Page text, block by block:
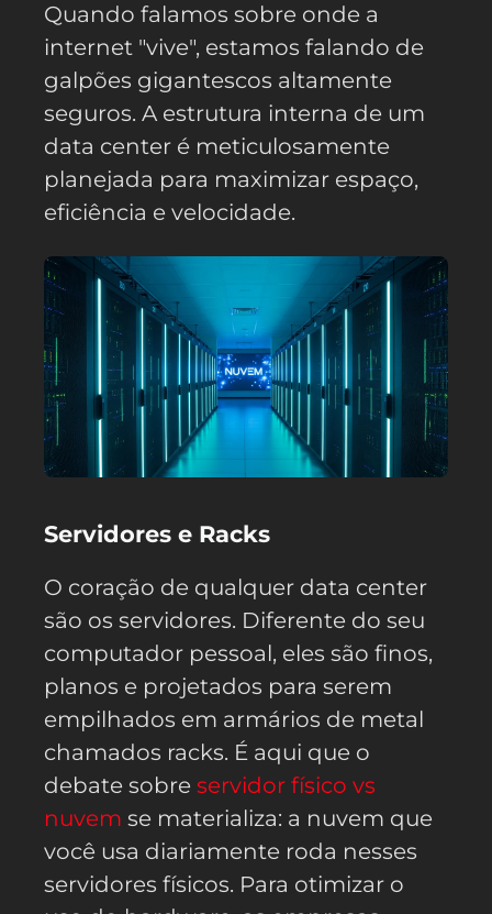
Quando falamos sobre onde a
internet "vive", estamos falando de
galpões gigantescos altamente
seguros. A estrutura interna de um
data center é meticulosamente
planejada para maximizar espaço,
eficiência e velocidade.
Servidores e Racks
O coração de qualquer data center
são os servidores. Diferente do seu
computador pessoal, eles são finos,
planos e projetados para serem
empilhados em armários de metal
chamados racks. É aqui que o
debate sobre servidor físico vs
nuvem se materializa: a nuvem que
você usa diariamente roda nesses
servidores físicos. Para otimizar o